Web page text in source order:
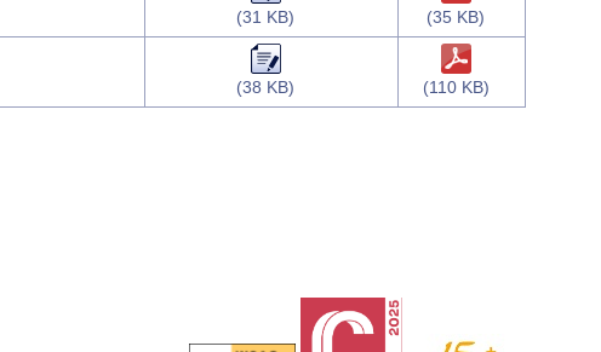
(31 KB)
(35 KB)
(38 KB)
(110 KB)